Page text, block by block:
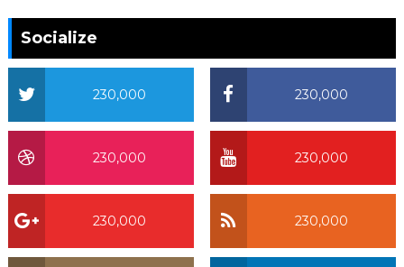
Socialize
230,000
230,000
230,000
230,000
230,000
230,000